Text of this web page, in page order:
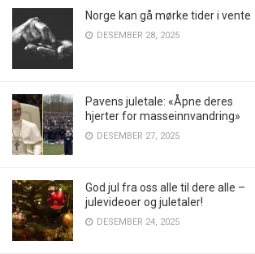
Norge kan gå mørke tider i vente
DESEMBER 28, 2025
Pavens juletale: «Åpne deres
hjerter for masseinnvandring»
DESEMBER 27, 2025
God jul fra oss alle til dere alle –
julevideoer og juletaler!
DESEMBER 24, 2025